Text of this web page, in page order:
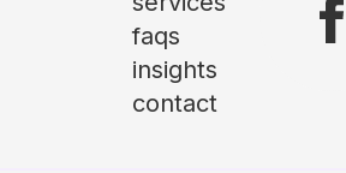
faqs
insights
contact